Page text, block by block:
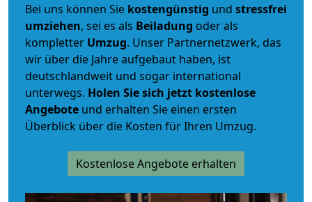
Bei uns können Sie kostengünstig und stressfrei
umziehen, sei es als Beiladung oder als
kompletter Umzug. Unser Partnernetzwerk, das
wir über die Jahre aufgebaut haben, ist
deutschlandweit und sogar international
unterwegs. Holen Sie sich jetzt kostenlose
Angebote und erhalten Sie einen ersten
Überblick über die Kosten für Ihren Umzug.
Kostenlose Angebote erhalten